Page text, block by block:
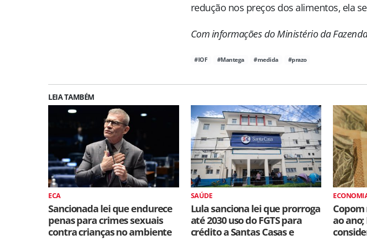
redução nos preços dos alimentos, ela
Com informações do Ministério da
#IOF #Mantega #medida #prazo
LEIA TAMBÉM
ECA
Sancionada lei que endurece
penas para crimes sexuais
contra crianças no ambiente
SAÚDE
Lula sanciona lei que prorroga
até 2030 uso do FGTS para
crédito a Santas Casas e
Copom
ao